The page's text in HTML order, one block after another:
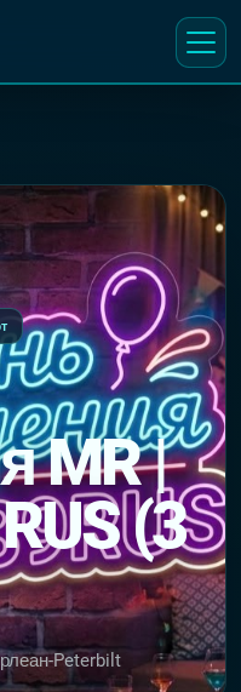
MR |
(3
Peterbilt